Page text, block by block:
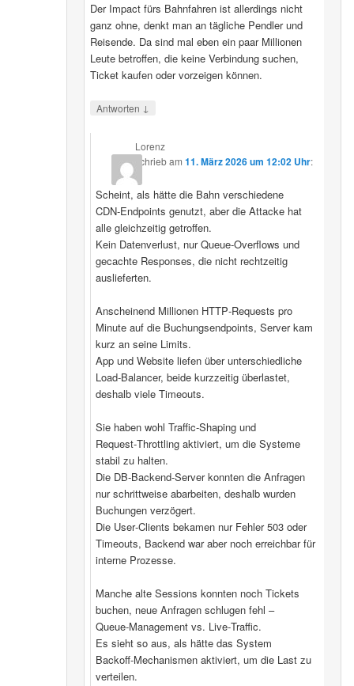
Der Impact fürs Bahnfahren ist allerdings nicht
ganz ohne, denkt man an tägliche Pendler und
Reisende. Da sind mal eben ein paar Millionen
Leute betroffen, die keine Verbindung suchen,
Ticket kaufen oder vorzeigen können.
Antworten ↓
Lorenz
schriebam11. März 2026 um 12:02 Uhr:
Scheint, als hätte die Bahn verschiedene
CDN‑Endpoints genutzt, aber die Attacke hat
alle gleichzeitig getroffen.
Kein Datenverlust, nur Queue‑Overflows und
gecachte Responses, die nicht rechtzeitig
auslieferten.
Anscheinend Millionen HTTP‑Requests pro
Minute auf die Buchungsendpoints, Server kam
kurz an seine Limits.
App und Website liefen über unterschiedliche
Load‑Balancer, beide kurzzeitig überlastet,
deshalb viele Timeouts.
Sie haben wohl Traffic‑Shaping und
Request‑Throttling aktiviert, um die Systeme
stabil zu halten.
Die DB‑Backend-Server konnten die Anfragen
nur schrittweise abarbeiten, deshalb wurden
Buchungen verzögert.
Die User‑Clients bekamen nur Fehler 503 oder
Timeouts, Backend war aber noch erreichbar für
interne Prozesse.
Manche alte Sessions konnten noch Tickets
buchen, neue Anfragen schlugen fehl –
Queue‑Management vs. Live‑Traffic.
Es sieht so aus, als hätte das System
Backoff‑Mechanismen aktiviert, um die Last zu
verteilen.